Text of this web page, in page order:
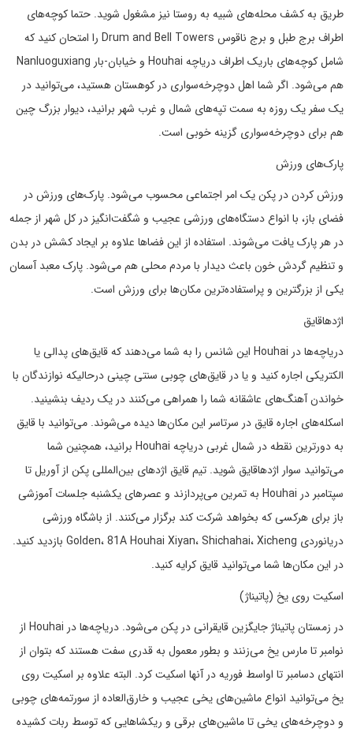
طریق به کشف محله‌های شبیه به روستا نیز مشغول شوید. حتما کوچه‌های
اطراف برج طبل و برج ناقوس Drum and Bell Towers را امتحان کنید که
شامل کوچه‌های باریک اطراف دریاچه Houhai و خیابان-بار Nanluoguxiang
هم می‌شود. اگر شما اهل دوچرخه‌سواری در کوهستان هستید، می‌توانید در
یک سفر یک روزه به سمت تپه‌های شمال و غرب شهر برانید، دیوار بزرگ چین
هم برای دوچرخه‌سواری گزینه خوبی است.
پارک‌های ورزش
ورزش کردن در پکن یک امر اجتماعی محسوب می‌شود. پارک‌های ورزش در
فضای باز، با انواع دستگاه‌های ورزشی عجیب و شگفت‌انگیز در کل شهر از جمله
در هر پارک یافت می‌شوند. استفاده از این فضاها علاوه بر ایجاد کشش در بدن
و تنظیم گردش خون باعث دیدار با مردم محلی هم می‌شود. پارک معبد آسمان
یکی از بزرگترین و پراستفاده‌ترین مکان‌ها برای ورزش است.
اژدهاقایق
دریاچه‌ها در Houhai این شانس را به شما می‌دهند که قایق‌های پدالی یا
الکتریکی اجاره کنید و یا در قایق‌های چوبی سنتی چینی درحالیکه نوازندگان با
خواندن آهنگ‌های عاشقانه شما را همراهی می‌کنند در یک ردیف بنشینید.
اسکله‌های اجاره قایق در سرتاسر این مکان‌ها دیده می‌شوند. می‌توانید با قایق
به دورترین نقطه در شمال غربی دریاچه Houhai برانید، همچنین شما
می‌توانید سوار اژدهاقایق شوید. تیم قایق اژدهای بین‌المللی پکن از آوریل تا
سپتامبر در Houhai به تمرین می‌پردازند و عصرهای یکشنبه جلسات آموزشی
باز برای هرکسی که بخواهد شرکت کند برگزار می‌کنند. از باشگاه ورزشی
دریانوردی Golden، 81A Houhai Xiyan، Shichahai، Xicheng بازدید کنید.
در این مکان‌ها شما می‌توانید قایق کرایه کنید.
اسکیت روی یخ (پاتیناژ)
در زمستان پاتیناژ جایگزین قایقرانی در پکن می‌شود. دریاچه‌ها در Houhai از
نوامبر تا مارس یخ می‌زنند و بطور معمول به قدری سفت هستند که بتوان از
انتهای دسامبر تا اواسط فوریه در آنها اسکیت کرد. البته علاوه بر اسکیت روی
یخ می‌توانید انواع ماشین‌های یخی عجیب و خارق‌العاده از سورتمه‌های چوبی
و دوچرخه‌های یخی تا ماشین‌های برقی و ریکشاهایی که توسط ربات کشیده